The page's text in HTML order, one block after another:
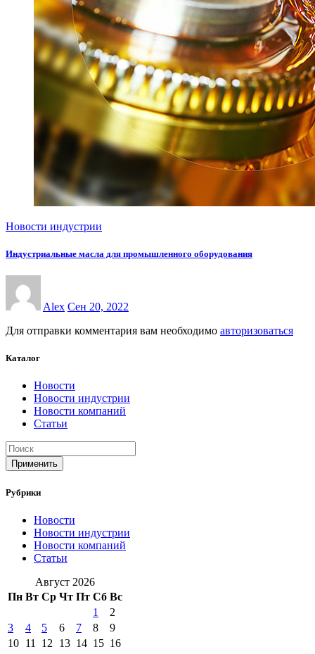
Новости индустрии
Индустриальные масла для промышленного оборудования
Alex Сен 20, 2022
Для отправки комментария вам необходимо авторизоваться
Каталог
Новости
Новости индустрии
Новости компаний
Статьи
Применить
Рубрики
Новости
Новости индустрии
Новости компаний
Статьи
Август 2026
Пн Вт Ср Чт Пт Сб Вс
1
2
3
4 5 6 7 8
9
10 11 12 13 14 15 16